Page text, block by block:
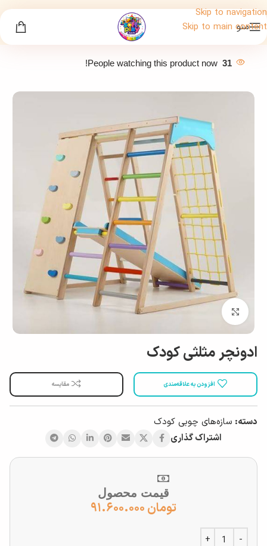
Skip to navigation
Skip to main content
منو
31
People watching this product now!
بزرگ نمایی
ادونچر مثلثی کودک
افزودن به علاقه‌مندی مقایسه
دسته: سازه‌های چوبی کودک
اشتراک گذاری
قیمت محصول
تومان